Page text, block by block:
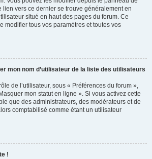
lien vers ce dernier se trouve généralement en
situé en haut des pages du forum. Ce
modifier tous vos paramètres et toutes vos
mon nom d’utilisateur de la liste des utilisateurs
de l’utilisateur, sous « Préférences du forum »,
mon statut en ligne ». Si vous activez cette
que des administrateurs, des modérateurs et de
comptabilisé comme étant un utilisateur
!